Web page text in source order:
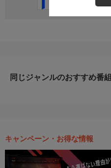
同じジャンルのおすすめ番組
キャンペーン・お得な情報